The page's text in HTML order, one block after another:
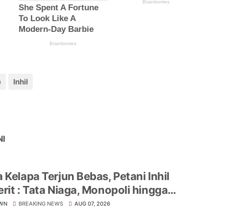
Inhil
Kelapa Terjun Bebas, Petani Inhil
: Tata Niaga, Monopoli hingga
Regulasi Jadi Sorotan
BREAKING NEWS AUG 07, 2026